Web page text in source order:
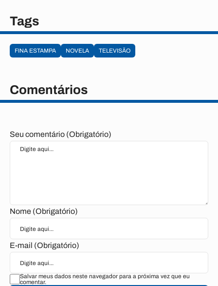
Tags
FINA ESTAMPA NOVELA TELEVISÃO
Comentários
Seu comentário (Obrigatório)
Nome (Obrigatório)
E-mail (Obrigatório)
Salvar meus dados neste navegador para a próxima vez que eu
comentar.